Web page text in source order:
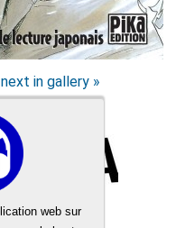
next in gallery »